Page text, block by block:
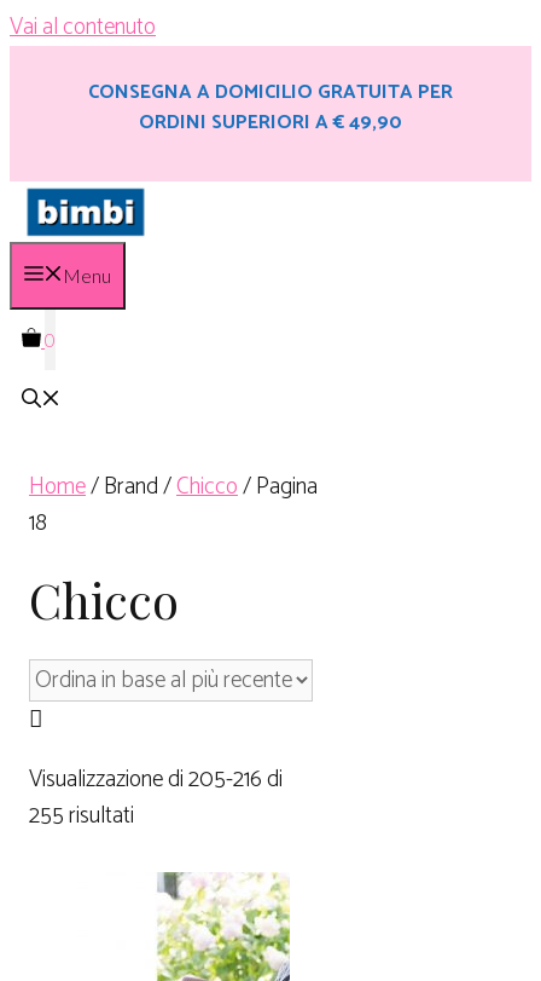
Vai al contenuto
CONSEGNA A DOMICILIO GRATUITA PER
ORDINI SUPERIORI A € 49,90
Menu
0
Home/ Brand /Chicco/ Pagina
18
Chicco
Visualizzazione di 205-216 di
255 risultati